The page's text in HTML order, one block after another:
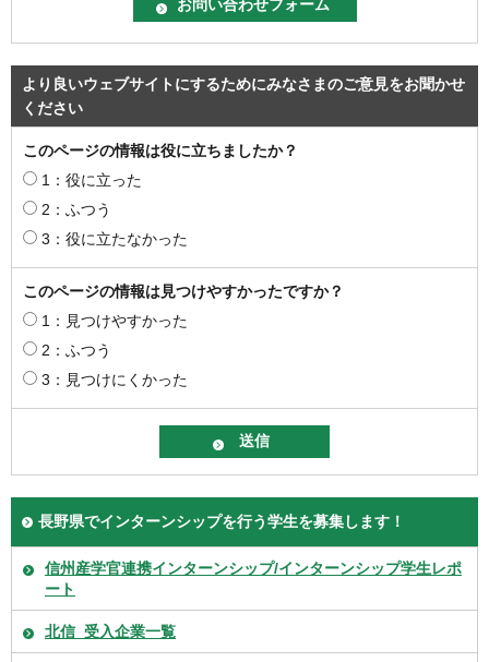
より良いウェブサイトにするためにみなさまのご意見をお聞かせ
ください
このページの情報は役に立ちましたか？
1：役に立った
2：ふつう
3：役に立たなかった
このページの情報は見つけやすかったですか？
1：見つけやすかった
2：ふつう
3：見つけにくかった
長野県でインターンシップを行う学生を募集します！
信州産学官連携インターンシップ/インターンシップ学生レポ
ート
北信_受入企業一覧